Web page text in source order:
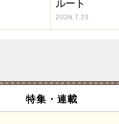
ルート
2026.7.21
特集・連載